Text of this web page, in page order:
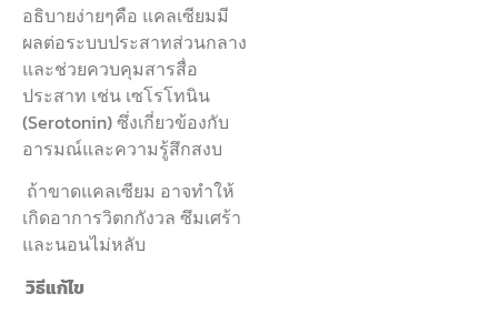
อธิบายง่ายๆคือ แคลเซียมมี
ผลต่อระบบประสาทส่วนกลาง
และช่วยควบคุมสารสื่อ
ประสาท เช่น เซโรโทนิน
(Serotonin) ซึ่งเกี่ยวข้องกับ
อารมณ์และความรู้สึกสงบ
ถ้าขาดแคลเซียม อาจทำให้
เกิดอาการวิตกกังวล ซึมเศร้า
และนอนไม่หลับ
วิธีแก้ไข